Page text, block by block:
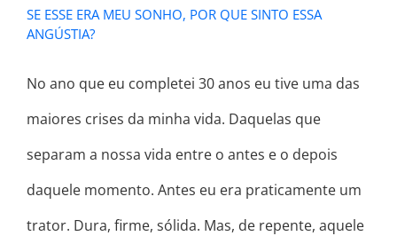
SE ESSE ERA MEU SONHO, POR QUE SINTO ESSA
ANGÚSTIA?
No ano que eu completei 30 anos eu tive uma das
maiores crises da minha vida. Daquelas que
separam a nossa vida entre o antes e o depois
daquele momento. Antes eu era praticamente um
trator. Dura, firme, sólida. Mas, de repente, aquele